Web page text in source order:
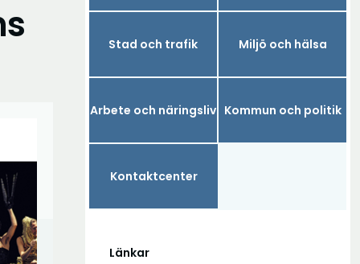
Stad och trafik Miljö och hälsa
Arbete och näringsliv Kommun och politik
Kontaktcenter
Länkar